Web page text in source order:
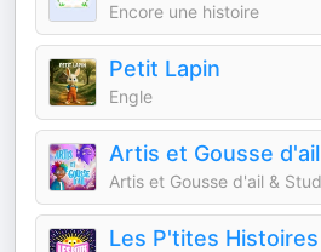
Encore une histoire
Petit Lapin
Engle
Artis et Gousse d'ail
Artis et Gousse d'ail &
Les P'tites Histoires